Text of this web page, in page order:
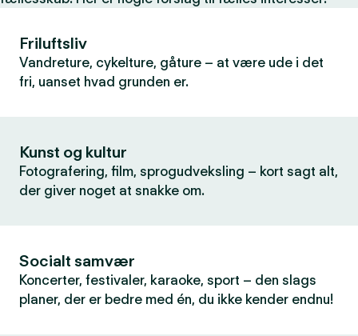
Friluftsliv
Vandreture, cykelture, gåture – at være ude i det
fri, uanset hvad grunden er.
Kunst og kultur
Fotografering, film, sprogudveksling – kort sagt alt,
der giver noget at snakke om.
Socialt samvær
Koncerter, festivaler, karaoke, sport – den slags
planer, der er bedre med én, du ikke kender endnu!